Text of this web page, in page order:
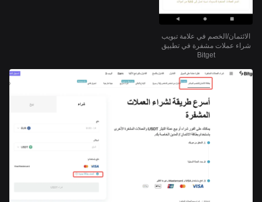
الائتمان/الخصم في علامة تبويب
شراء عملات مشفرة في تطبيق
Bitget